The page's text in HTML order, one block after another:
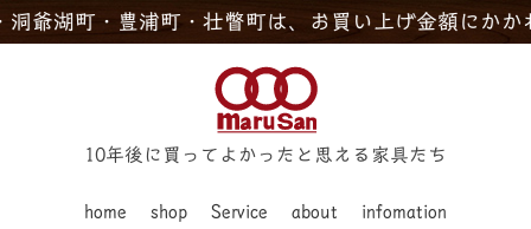
湖町・豊浦町・壮瞥町は、お買い上げ金額にかかわ
home shop Service about infomation
10年後に買ってよかったと思える家具たち